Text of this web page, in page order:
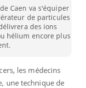
Caen va s'équiper
de particules
des ions
hélium encore plus
les médecins
une technique de